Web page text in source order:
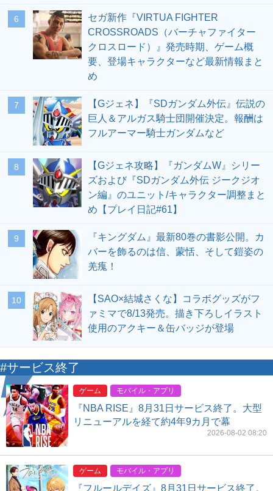
6
セガ新作『VIRTUA FIGHTER
CROSSROADS（バーチャファイター
クロスロード）』発売時期、ゲーム概
要、登場キャラクターなど最新情報まと
め
7
【Gジェネ】『SDガンダム外伝』伝説の
巨人＆アルガス騎士団開催決定。報酬は
フルアーマー騎士ガンダムなど
8
【Gジェネ攻略】『ガンダムW』シリー
ズおよび『SDガンダム外伝 ジークジオ
ン編』のユニット/キャラクター調整まと
め【プレイ日記#61】
9
『キングダム』最新80巻の書影公開。カ
バーを飾るのは信、蒙恬、そして鎧姿の
羌瘣！
10
【SAO×結城さくな】コラボグッズがフ
ァミマで8/13発売。描き下ろしイラスト
使用のアクキー＆缶バッジが登場
#サービス終了
ゲーム モバイル・アプリ
『NBA RISE』8月31日サービス終了。大型
リニューアルを経て約4年9カ月で幕
2026-08-02 08:20
ゲーム モバイル・アプリ
『フルールデイズ』8月31日サービス終了。